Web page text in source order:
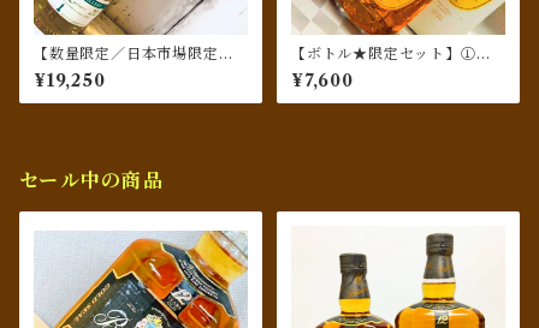
【数量限定／日本市場限定／
信濃屋PB】ストラスアイラ [2
010-2023] 12年 リフィルバレ
ル ／ハート・ブラザーズ
¥19,250
【ボトル★限定セット】①グ
レンリベット 12年 蒸留所創設
200周年記念ボト／②空港免
税店限定販売／サントリー角
¥7,600
セール中の商品